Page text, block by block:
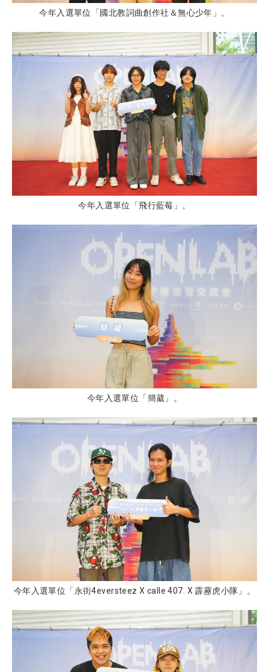
今年入選單位「國北教詞曲創作社＆無心少年」。
今年入選單位「飛行藍莓」。
今年入選單位「簡葳」。
今年入選單位「永街4eversteez X calle 407. X 霹靂虎小隊」。